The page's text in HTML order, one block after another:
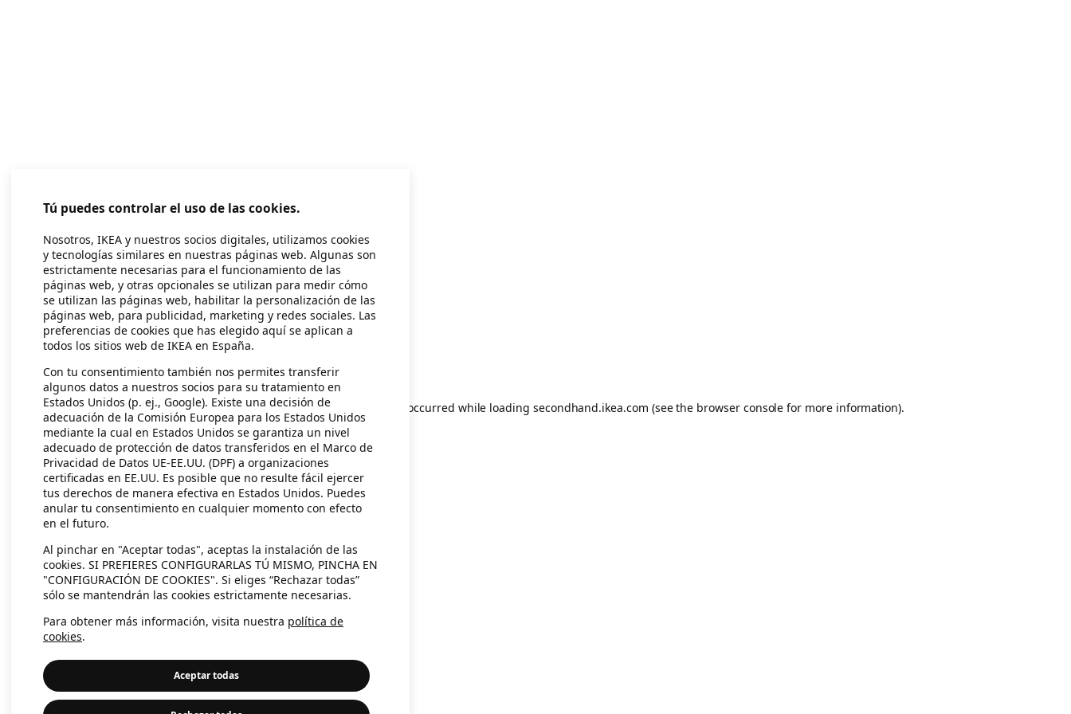
Application error: a client-side exception has occurred while loading secondhand.ikea.com (see the browser console for more information).
Tú puedes controlar el uso de las cookies.
Nosotros, IKEA y nuestros socios digitales, utilizamos cookies
y tecnologías similares en nuestras páginas web. Algunas son
estrictamente necesarias para el funcionamiento de las
páginas web, y otras opcionales se utilizan para medir cómo
se utilizan las páginas web, habilitar la personalización de las
páginas web, para publicidad, marketing y redes sociales. Las
preferencias de cookies que has elegido aquí se aplican a
todos los sitios web de IKEA en España.
Con tu consentimiento también nos permites transferir
algunos datos a nuestros socios para su tratamiento en
Estados Unidos (p. ej., Google). Existe una decisión de
adecuación de la Comisión Europea para los Estados Unidos
mediante la cual en Estados Unidos se garantiza un nivel
adecuado de protección de datos transferidos en el Marco de
Privacidad de Datos UE-EE.UU. (DPF) a organizaciones
certificadas en EE.UU. Es posible que no resulte fácil ejercer
tus derechos de manera efectiva en Estados Unidos. Puedes
anular tu consentimiento en cualquier momento con efecto
en el futuro.
Al pinchar en "Aceptar todas", aceptas la instalación de las
cookies. SI PREFIERES CONFIGURARLAS TÚ MISMO, PINCHA EN
"CONFIGURACIÓN DE COOKIES". Si eliges “Rechazar todas”
sólo se mantendrán las cookies estrictamente necesarias.
Para obtener más información, visita nuestra política de
cookies.
Aceptar todas